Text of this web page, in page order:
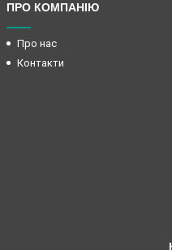
ПРО КОМПАНІЮ
Про нас
Контакти